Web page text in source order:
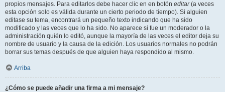
propios mensajes. Para editarlos debe hacer clic en en botón editar(a veces
esta opción solo es válida durante un cierto periodo de tiempo). Si alguien
editase su tema, encontrará un pequeño texto indicando que ha sido
modificado y las veces que lo ha sido. No aparece si fue un moderador o la
administración quién lo editó, aunque la mayoría de las veces el editor deja su
nombre de usuario y la causa de la edición. Los usuarios normales no podrán
borrar sus temas después de que alguien haya respondido al mismo.
Arriba
¿Cómo se puede añadir una firma a mi mensaje?